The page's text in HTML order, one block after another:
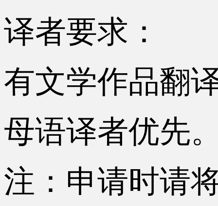
译者要求：
有文学作品翻
母语译者优先
注：申请时请